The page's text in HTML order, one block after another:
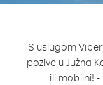
S uslugom
pozive u Južna
ili mobilni!